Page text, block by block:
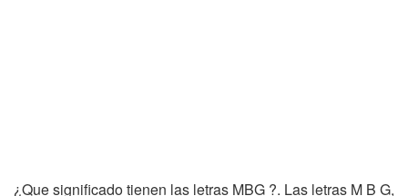
¿Que significado tienen las letras MBG ?. Las letras M B G,